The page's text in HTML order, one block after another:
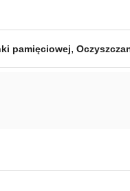
pamięciowej,